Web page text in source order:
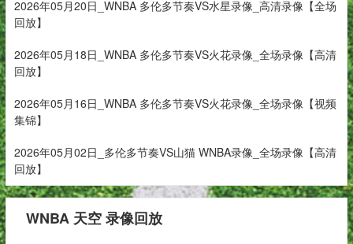
2026年05月20日_WNBA 多伦多节奏VS水星录像_高清录像【全场
回放】
2026年05月18日_WNBA 多伦多节奏VS火花录像_全场录像【高清
回放】
2026年05月16日_WNBA 多伦多节奏VS火花录像_全场录像【视频
集锦】
2026年05月02日_多伦多节奏VS山猫 WNBA录像_全场录像【高清
回放】
WNBA 天空 录像回放